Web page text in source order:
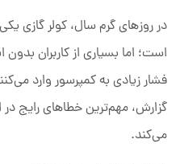
در روزهای گرم سال، کولر گازی
است؛ اما بسیاری از کاربران بدون
فشار زیادی به کمپرسور وارد
گزارش، مهم‌ترین خطاهای رایج در
می‌کند.